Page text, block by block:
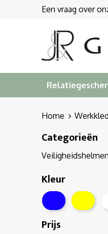
Een vraag over
Home
Categorieën
Veiligheidshelmen
Kleur
Prijs